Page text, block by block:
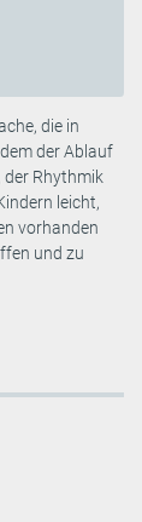
die in
der Ablauf
der Rhythmik
leicht,
vorhanden
und zu